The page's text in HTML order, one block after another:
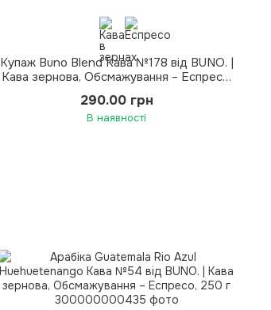
Купаж Buno Blend Кава №178 від BUNO. |
Кава зернова, Обсмажування – Еспресо,
290.00 грн
В наявності